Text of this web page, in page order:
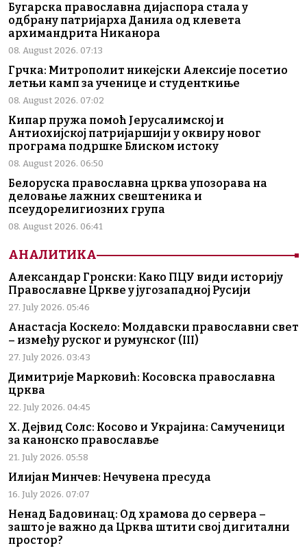
Бугарска православна дијаспора стала у
одбрану патријарха Данила од клевета
архимандрита Никанора
08. August 2026. 07:13
Грчка: Митрополит никејски Алексије посетио
летњи камп за ученице и студенткиње
08. August 2026. 07:02
Кипар пружа помоћ Јерусалимској и
Антиохијској патријаршији у оквиру новог
програма подршке Блиском истоку
08. August 2026. 06:50
Белоруска православна црква упозорава на
деловање лажних свештеника и
псеудорелигиозних група
08. August 2026. 06:41
АНАЛИТИКА
Александар Гронски: Како ПЦУ види историју
Православне Цркве у југозападној Русији
27. July 2026. 05:46
Анастасја Коскело: Молдавски православни свет
– између руског и румунског (III)
27. July 2026. 03:43
Димитрије Марковић: Косовска православна
црква
22. July 2026. 04:45
Х. Дејвид Солс: Косово и Украјина: Самученици
за канонско православље
21. July 2026. 05:58
Илијан Минчев: Нечувена пресуда
16. July 2026. 07:07
Ненад Бадовинац: Од храмова до сервера –
зашто је важно да Црква штити свој дигитални
простор?